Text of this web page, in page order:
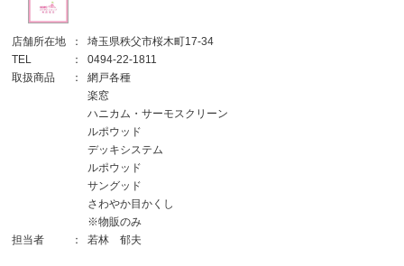
店舗所在地 ：
埼玉県秩父市桜木町17-34
TEL
：
0494-22-1811
取扱商品
：
網戸各種
楽窓
ハニカム・サーモスクリーン
ルポウッド
デッキシステム
ルポウッド
サングッド
さわやか目かくし
※物販のみ
担当者
： 若林 郁夫